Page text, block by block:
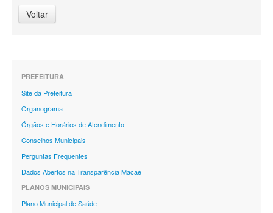
Voltar
PREFEITURA
Site da Prefeitura
Organograma
Órgãos e Horários de Atendimento
Conselhos Municipais
Perguntas Frequentes
Dados Abertos na Transparência Macaé
PLANOS MUNICIPAIS
Plano Municipal de Saúde